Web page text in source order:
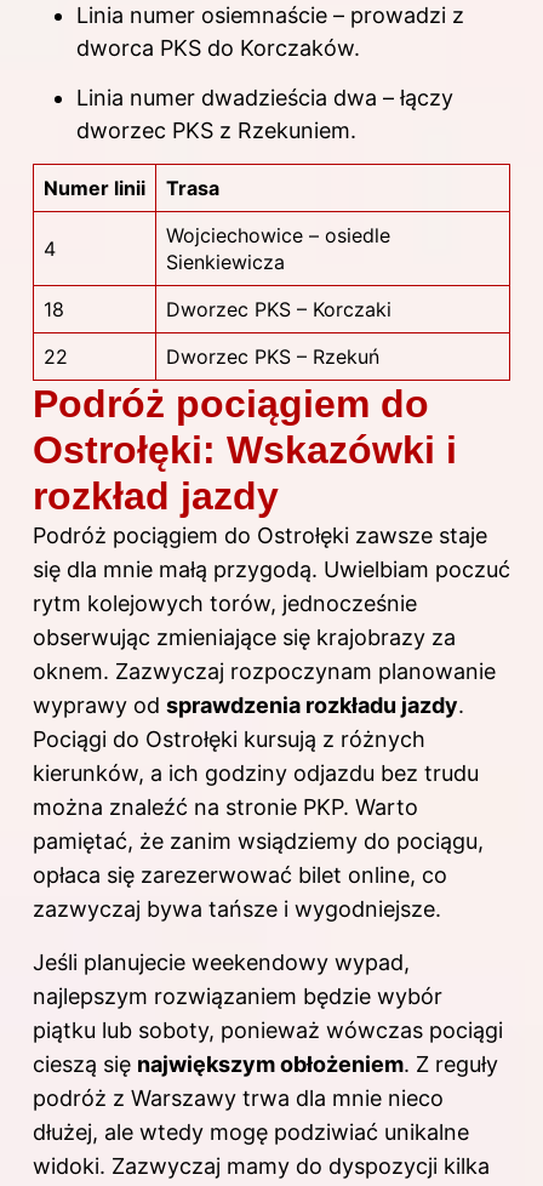
Linia numer osiemnaście – prowadzi z
dworca PKS do Korczaków.
Linia numer dwadzieścia dwa – łączy
dworzec PKS z Rzekuniem.
Numer linii Trasa
4
Wojciechowice – osiedle
Sienkiewicza
18
Dworzec PKS – Korczaki
22
Dworzec PKS – Rzekuń
Podróż pociągiem do
Ostrołęki: Wskazówki i
rozkład jazdy
Podróż pociągiem do Ostrołęki zawsze staje
się dla mnie małą przygodą. Uwielbiam poczuć
rytm kolejowych torów, jednocześnie
obserwując zmieniające się krajobrazy za
oknem. Zazwyczaj rozpoczynam planowanie
wyprawy od sprawdzenia rozkładu jazdy.
Pociągi do Ostrołęki kursują z różnych
kierunków, a ich godziny odjazdu bez trudu
można znaleźć na stronie PKP. Warto
pamiętać, że zanim wsiądziemy do pociągu,
opłaca się zarezerwować bilet online, co
zazwyczaj bywa tańsze i wygodniejsze.
Jeśli planujecie weekendowy wypad,
najlepszym rozwiązaniem będzie wybór
piątku lub soboty, ponieważ wówczas pociągi
cieszą się największym obłożeniem. Z reguły
podróż z Warszawy trwa dla mnie nieco
dłużej, ale wtedy mogę podziwiać unikalne
widoki. Zazwyczaj mamy do dyspozycji kilka